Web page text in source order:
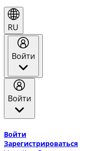
RU
Войти
Войти
Войти
Зарегистрироваться